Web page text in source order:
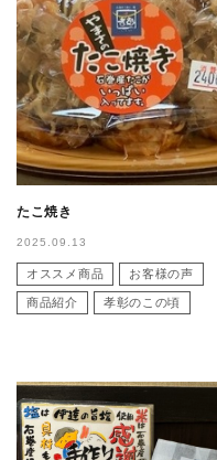
たこ焼き
2025.09.13
オススメ商品 お客様の声
商品紹介 孝彰のこの頃